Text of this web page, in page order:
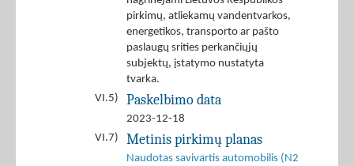
pirkimų, atliekamų vandentvarkos,
energetikos, transporto ar pašto
paslaugų srities perkančiųjų
subjektų, įstatymo nustatyta
tvarka.
VI.5)
Paskelbimo data
2023-12-18
VI.7)
Metinis pirkimų planas
Naudotas savivartis automobilis (N2